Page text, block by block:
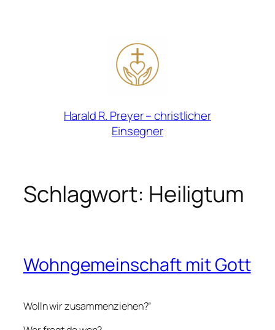
Harald R. Preyer – christlicher
Einsegner
Schlagwort: Heiligtum
Wohngemeinschaft mit Gott
Wolln wir zusammenziehen?“